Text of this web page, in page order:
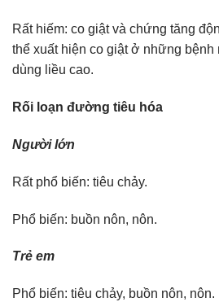
Rất hiếm: co giật và chứng tăng
thể xuất hiện co giật ở những bệnh
dùng liều cao.
Rối loạn đường tiêu hóa
Người lớn
Rất phổ biến: tiêu chảy.
Phổ biến: buồn nôn, nôn.
Trẻ em
Phổ biến: tiêu chảy, buồn nôn, nôn.